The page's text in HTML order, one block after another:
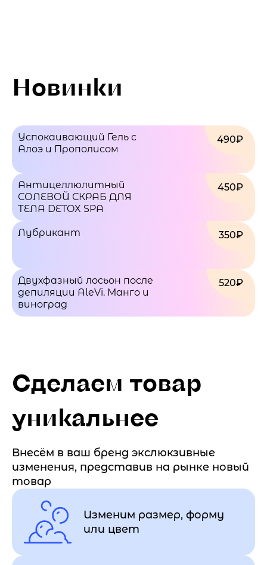
Новинки
490₽
Успокаивающий Гель с
Алоэ и Прополисом
450₽
Антицеллюлитный
СОЛЕВОЙ СКРАБ ДЛЯ
ТЕЛА DETOX SPA
350₽
Лубрикант
520₽
Двухфазный лосьон после
депиляции AleVi. Манго и
виноград
Сделаем товар
уникальнее
Внесём в ваш бренд экслюкзивные
изменения, представив на рынке новый
товар
Изменим размер, форму
или цвет